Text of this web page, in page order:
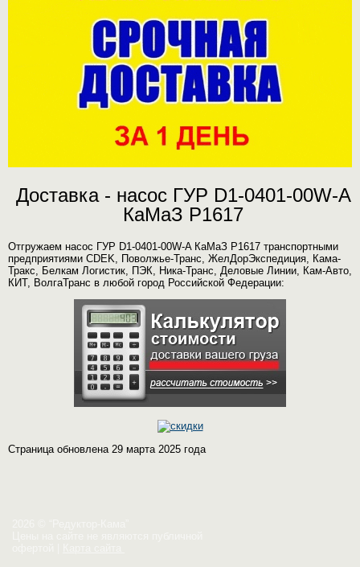
Доставка - насос ГУР D1-0401-00W-A
КаМаЗ P1617
Отгружаем насос ГУР D1-0401-00W-A КаМаЗ P1617 транспортными
предприятиями CDEK, Поволжье-Транс, ЖелДорЭкспедиция, Кама-
Тракс, Белкам Логистик, ПЭК, Ника-Транс, Деловые Линии, Кам-Авто,
КИТ, ВолгаТранс в любой город Российской Федерации:
Страница обновлена 29 марта 2025 года